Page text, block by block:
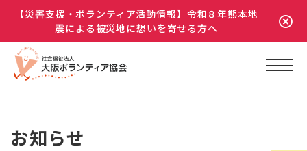
【災害支援・ボランティア活動情報】令和８年熊本地
震による被災地に想いを寄せる方へ
お知らせ